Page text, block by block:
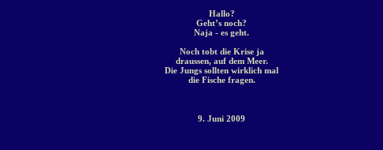
Hallo?
Geht’s noch?
Naja - es geht.
Noch tobt die Krise ja
draussen, auf dem Meer.
Die Jungs sollten wirklich mal
die Fische fragen.
9. Juni 2009